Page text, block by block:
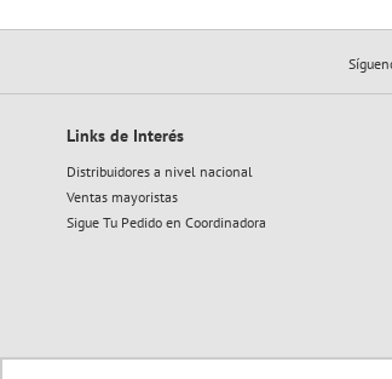
Links de Interés
Distribuidores a nivel nacional
Ventas mayoristas
Sigue Tu Pedido en Coordinadora